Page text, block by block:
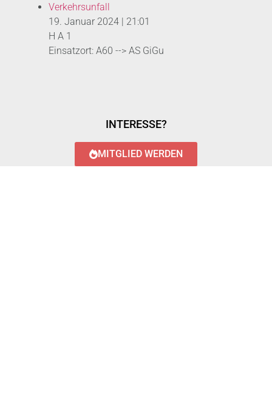
Verkehrsunfall
19. Januar 2024
21:01
H A 1
Einsatzort: A60 --> AS GiGu
INTERESSE?
MITGLIED WERDEN